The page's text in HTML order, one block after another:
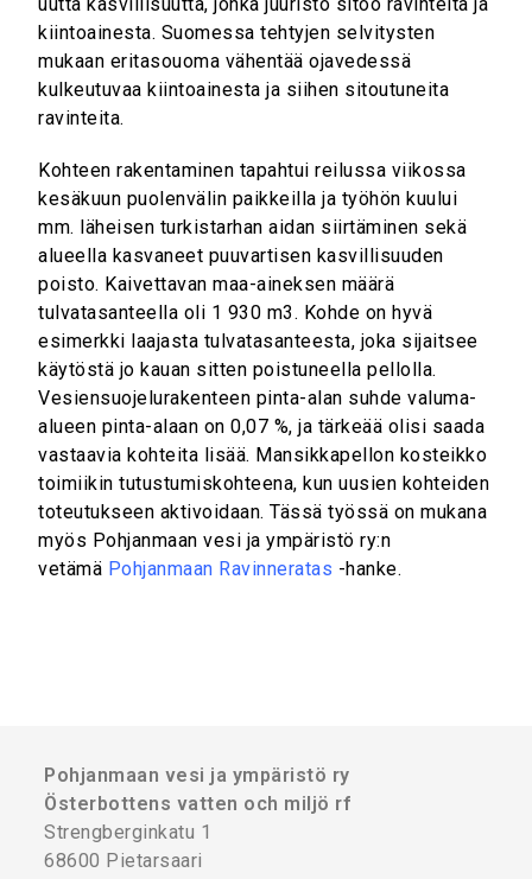
kiintoainesta. Suomessa tehtyjen selvitysten
mukaan eritasouoma vähentää ojavedessä
kulkeutuvaa kiintoainesta ja siihen sitoutuneita
ravinteita.
Kohteen rakentaminen tapahtui reilussa viikossa
kesäkuun puolenvälin paikkeilla ja työhön kuului
mm. läheisen turkistarhan aidan siirtäminen sekä
alueella kasvaneet puuvartisen kasvillisuuden
poisto. Kaivettavan maa-aineksen määrä
tulvatasanteella oli 1 930 m3. Kohde on hyvä
esimerkki laajasta tulvatasanteesta, joka sijaitsee
käytöstä jo kauan sitten poistuneella pellolla.
Vesiensuojelurakenteen pinta-alan suhde valuma-
alueen pinta-alaan on 0,07 %, ja tärkeää olisi saada
vastaavia kohteita lisää. Mansikkapellon kosteikko
toimiikin tutustumiskohteena, kun uusien kohteiden
toteutukseen aktivoidaan. Tässä työssä on mukana
myös Pohjanmaan vesi ja ympäristö ry:n
vetämä Pohjanmaan Ravinneratas -hanke.
Pohjanmaan vesi ja ympäristö ry
Österbottens vatten och miljö rf
Strengberginkatu 1
68600 Pietarsaari